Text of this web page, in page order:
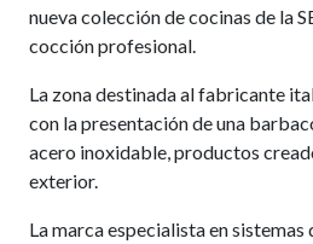
nueva colección de cocinas de la
cocción profesional.
La zona destinada al fabricante
con la presentación de una
acero inoxidable, productos
exterior.
La marca especialista en